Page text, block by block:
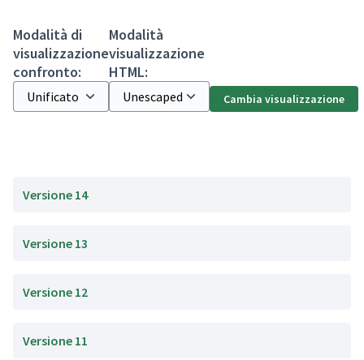
Modalità di
visualizzazione
confronto:
Modalità
visualizzazione
HTML:
Cambia visualizzazione
Versione 14
Versione 13
Versione 12
Versione 11